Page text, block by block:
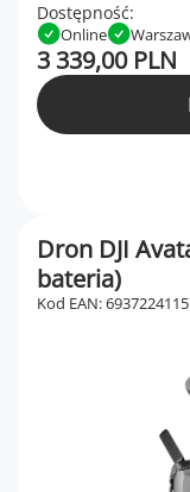
Dostępność:
Online
3 339,00 PLN
Dron DJI
bateria)
Kod EAN: